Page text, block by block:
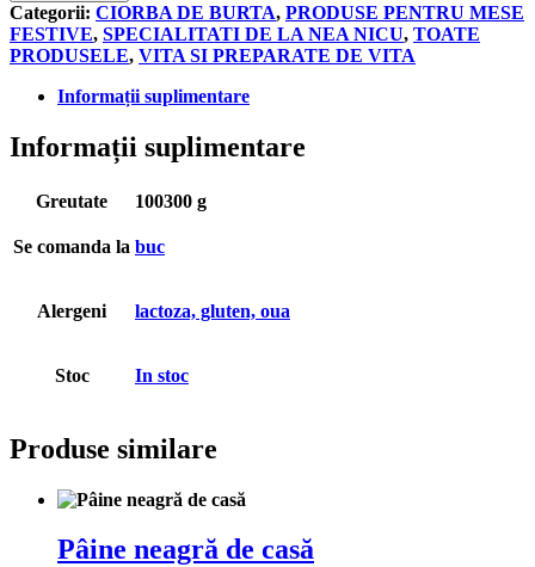
Categorii: CIORBA DE BURTA, PRODUSE PENTRU MESE
FESTIVE, SPECIALITATI DE LA NEA NICU, TOATE
PRODUSELE, VITA SI PREPARATE DE VITA
Informații suplimentare
Informații suplimentare
Greutate 100300 g
Se comanda la buc
Alergeni lactoza, gluten, oua
Stoc In stoc
Produse similare
Pâine neagră de casă